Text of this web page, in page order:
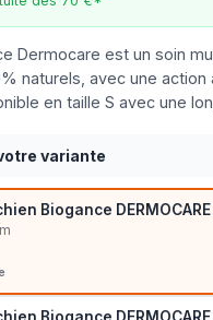
Dermocare est un soin
naturels, avec une
en taille S avec une
variante
Biogance